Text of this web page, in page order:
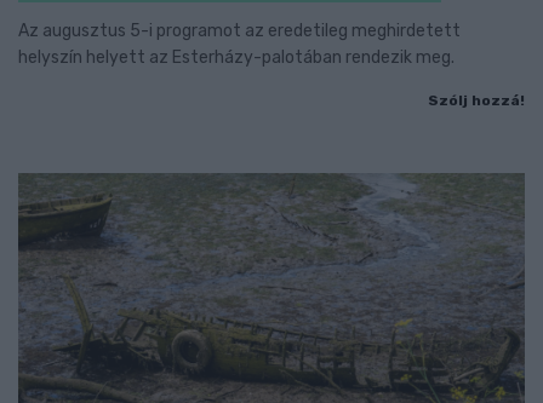
Az augusztus 5-i programot az eredetileg meghirdetett
helyszín helyett az Esterházy-palotában rendezik meg.
Szólj hozzá!